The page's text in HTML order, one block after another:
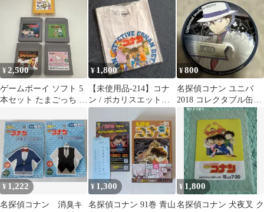
ン ポケモン
¥2,500
ゲームボーイ ソフト 5
本セット たまごっち 名
¥ 1,800
【未使用品-214】コナ
ン / ポカリスエット
コラボTシャツ
¥800
名探偵コナン ユニバ
2018 コレクタブル缶バ
ッジ 怪盗キッド
¥ 1,222
名探偵コナン 消臭キ
¥ 1,300
名探偵コナン 91巻 青山
¥1,800
名探偵コナン 犬夜叉 ク